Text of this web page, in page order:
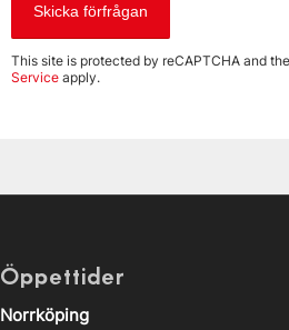
This site is protected by reCAPTCHA and
Serviceapply.
Öppettider
Norrköping